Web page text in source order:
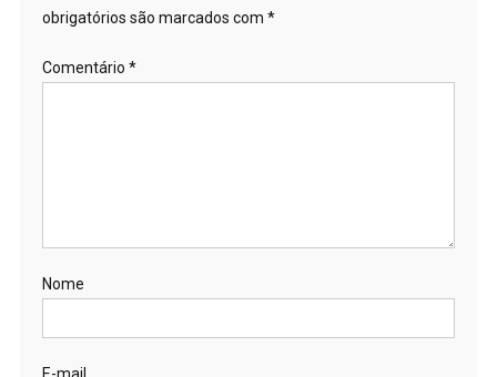
obrigatórios são marcados com *
Comentário *
Nome
E-mail